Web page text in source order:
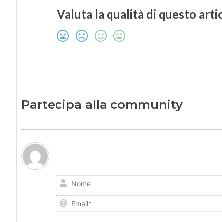
Valuta la qualità di questo
Partecipa alla community